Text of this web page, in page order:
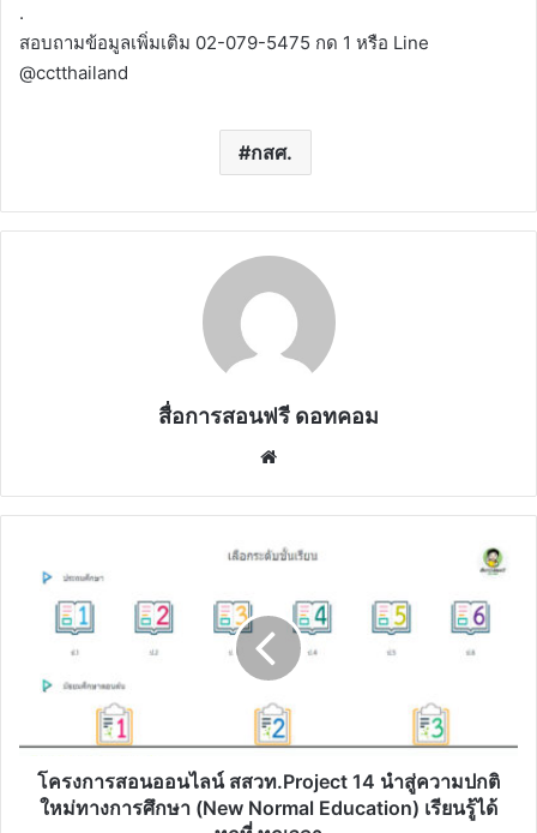
.
สอบถามข้อมูลเพิ่มเติม 02-079-5475 กด 1 หรือ Line
@cctthailand
กสศ.
สื่อการสอนฟรี ดอทคอม
สอน
ออนไลน์
สสวท.Project
ปกติ
ใหม่
ทางการ
โครงการสอนออนไลน์ สสวท.Project 14 นำสู่ความปกติ
ใหม่ทางการศึกษา (New Normal Education) เรียนรู้ได้